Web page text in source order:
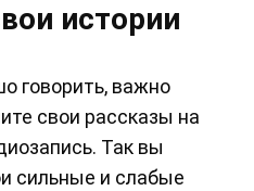
истории
говорить, важно
свои рассказы на
Так вы
сильные и слабые